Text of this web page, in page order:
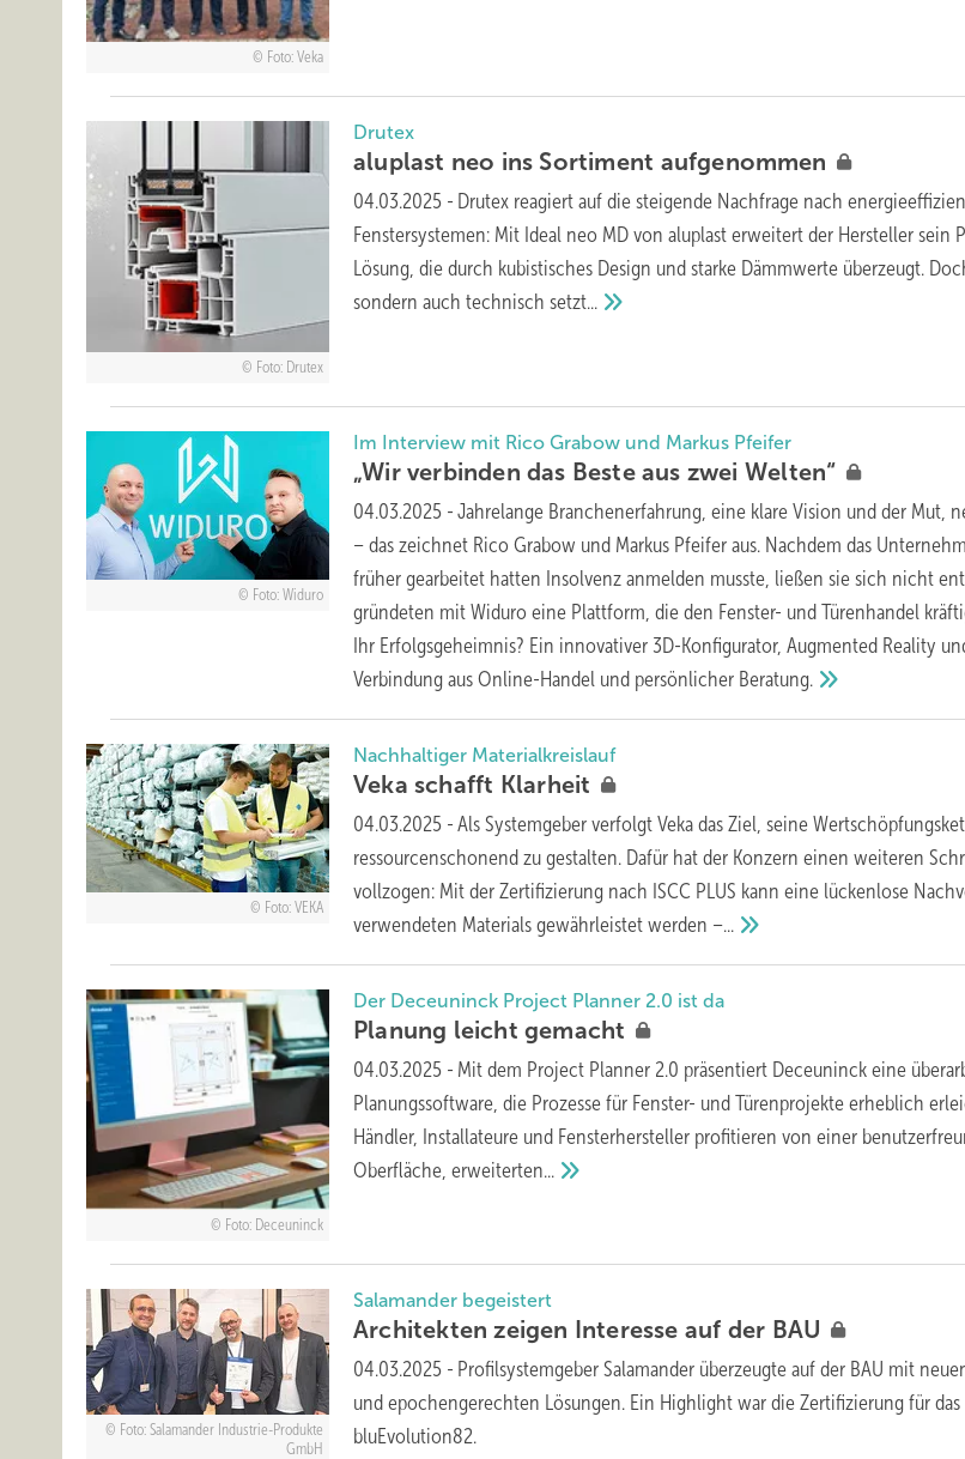
Foto: Veka
Foto: Drutex
Drutex
alup last neo ins Sortiment aufgenommen
04.03.2025 - Drutex reagiert auf die steigende Nachfrage nach
Fenstersystemen: Mit Ideal neo MD von aluplast erweitert der Hersteller sein
Lösung, die durch kubistisches Design und starke Dämmwerte überzeugt.
sondern auch technischsetzt...
Foto: Widuro
Im Interview mit Rico Grabow und Markus Pfeifer
„Wir verbinden das Beste aus zwei Welten“
04.03.2025 - Jahrelange Branchenerfahrung, eine klare Vision und der Mut,
– das zeichnet Rico Grabow und Markus Pfeifer aus. Nachdem das
früher gearbeitet hatten Insolvenz anmelden musste, ließen sie sich nicht
gründeten mit Widuro eine Plattform, die den Fenster- und Türenhandel
Ihr Erfolgsgeheimnis? Ein innovativer 3D-Konfigurator, Augmented Reality
Verbindung aus Online-Handel und persönlicher Beratung.
Foto: VEKA
Nachhaltiger Materialkreislauf
Veka sc hafft Klarheit
04.03.2025 - Als Systemgeber verfolgt Veka das Ziel, seine
ressourcenschonend zu gestalten. Dafür hat der Konzern einen weiteren
vollzogen: Mit der Zertifizierung nach ISCC PLUS kann eine lückenlose
verwendeten Materials gewährleistet werden –...
Foto: Deceuninck
Der Deceunin ck Project Planner 2.0 ist da
Planung leichtgemacht
04.03.2025 - Mit dem Project Planner 2.0 präsentiert Deceuninck eine
Planungssoftware, die Prozesse für Fenster- und Türenprojekte erheblich
Händler, Installateure und Fensterhersteller profitieren von einer
Oberfläche,erweiterten...
Foto: Salamander Industrie-Produkte
GmbH
Salamander begeistert
Architekte n zeigen Interesse auf der BAU
04.03.2025 - Profilsystemgeber Salamander überzeugte auf der BAU mit
und epochengerechten Lösungen. Ein Highlight war die Zertifizierung für das
bluEvolution82.